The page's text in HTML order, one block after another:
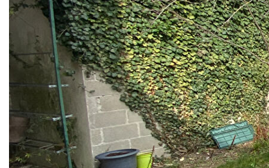
Réf : 1244
En exclusivité, Rive droite proche transports en commun et
commerces. Maison avec au RDC entrée, pièce avec
verrière donnant sur jardin, chaufferie, garage. Au 1 er
Salon salle à manger donnant sur cuisine ouverte
aménagée, chambre avec salle d'eau, WC. Au 2 ème
grande pièce avec dressing pouvant accueillir 2 chambres,
salle de bains et wc.
**Honoraires à la charge du vendeur